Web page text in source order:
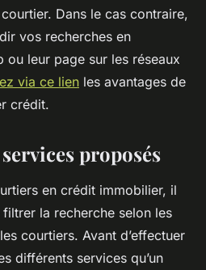
Dans le cas contraire,
vos recherches en
ou leur page sur les réseaux
via ce lien les avantages de
crédit.
proposés
en crédit immobilier, il
la recherche selon les
courtiers. Avant d’effectuer
différents services qu’un